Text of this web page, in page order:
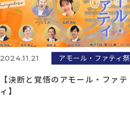
2024.11.21 アモール・ファティ祭
【決断と覚悟のアモール・ファテ
ィ】